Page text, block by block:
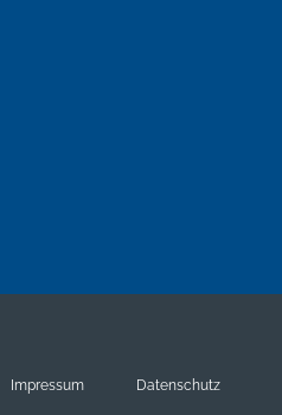
Impressum Datenschutz